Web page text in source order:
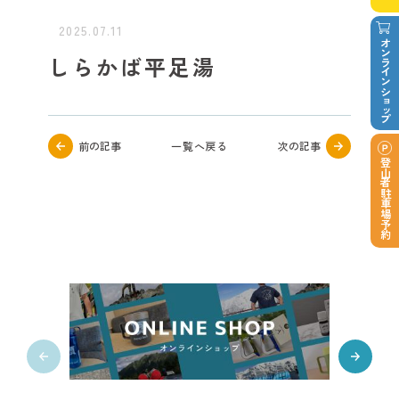
2025.07.11
しらかば平足湯
前の記事 一覧へ戻る 次の記事
オンラインショップ
登山者駐車場予約